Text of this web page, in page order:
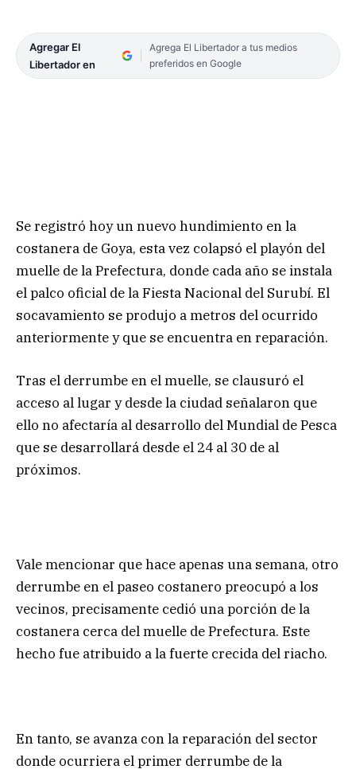
Agregar El
Libertador en
Agrega El Libertador a tus medios
preferidos en Google
Se registró hoy un nuevo hundimiento en la
costanera de Goya, esta vez colapsó el playón del
muelle de la Prefectura, donde cada año se instala
el palco oficial de la Fiesta Nacional del Surubí. El
socavamiento se produjo a metros del ocurrido
anteriormente y que se encuentra en reparación.
Tras el derrumbe en el muelle, se clausuró el
acceso al lugar y desde la ciudad señalaron que
ello no afectaría al desarrollo del Mundial de Pesca
que se desarrollará desde el 24 al 30 de al
próximos.
Vale mencionar que hace apenas una semana, otro
derrumbe en el paseo costanero preocupó a los
vecinos, precisamente cedió una porción de la
costanera cerca del muelle de Prefectura. Este
hecho fue atribuido a la fuerte crecida del riacho.
En tanto, se avanza con la reparación del sector
donde ocurriera el primer derrumbe de la